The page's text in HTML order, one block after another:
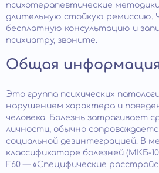
психотерапевтические
длительную стойкую ремиссию.
бесплатную консультацию и
психиатру, звоните.
Общая
Это группа психических
нарушением характера и
человека. Болезнь затрагивает
личности, обычно
социальной дезинтеграцией. В
классификаторе болезней (МКБ-
F60 — «Специфические